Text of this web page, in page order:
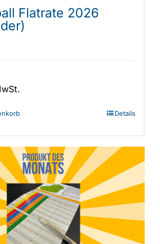
Flatrate 2026
Details